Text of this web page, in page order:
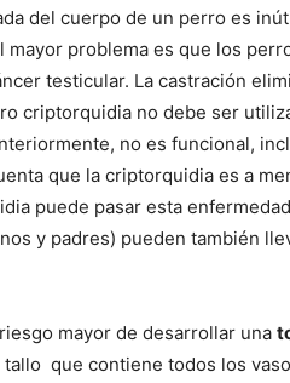
–
Fotos
de
del cuerpo de un perro es
mayor problema es que los
testicular. La castración
criptorquidia no debe ser
no es funcional,
que la criptorquidia es a
puede pasar esta
y padres) pueden también
mayor de desarrollar una
que contiene todos los